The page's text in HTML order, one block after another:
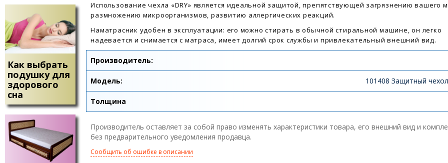
Как выбрать
подушку для
здорового
сна
Использование чехла «DRY» является идеальной защитой, препятствующей загрязнению вашего
размножению микроорганизмов, развитию аллергических реакций.
Наматрасник удобен в эксплуатации: его можно стирать в обычной стиральной машине, он легко
надевается и снимается с матраса, имеет долгий срок службы и привлекательный внешний вид.
Производитель:
Модель: 101408 Защитный
Толщина
Производитель оставляет за собой право изменять характеристики товара, его внешний вид и
без предварительного уведомления продавца.
Сообщить об ошибке в описании